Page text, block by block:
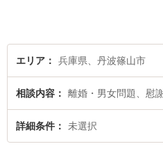
エリア 兵庫県、丹波篠山市
相談内容 離婚・男女問題、慰
詳細条件 未選択